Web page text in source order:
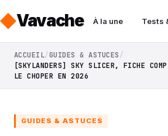
Vavache À la une Tests
ACCUEIL GUIDES & ASTUCES
[SKYLANDERS] SKY SLICER, FICHE
LE CHOPER EN 2026
GUIDES & ASTUCES